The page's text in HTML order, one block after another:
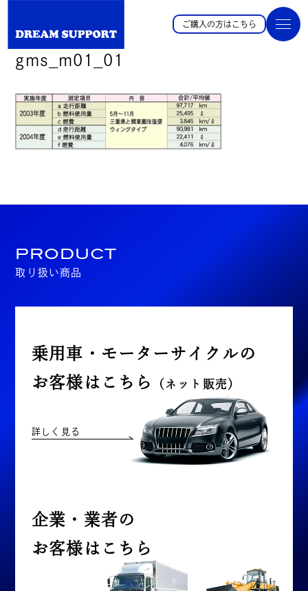
ご購入の方はこちら
gms_m01_01
PRODUCT
取り扱い商品
乗用車・モーターサイクルの
お客様はこちら
（ネット販売）
詳しく見る
企業・業者の
お客様はこちら